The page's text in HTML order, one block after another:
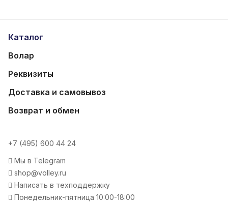
Каталог
Волар
Реквизиты
Доставка и самовывоз
Возврат и обмен
+7 (495) 600 44 24
Мы в Telegram
shop@volley.ru
Написать в техподдержку
Понедельник-пятница 10:00-18:00